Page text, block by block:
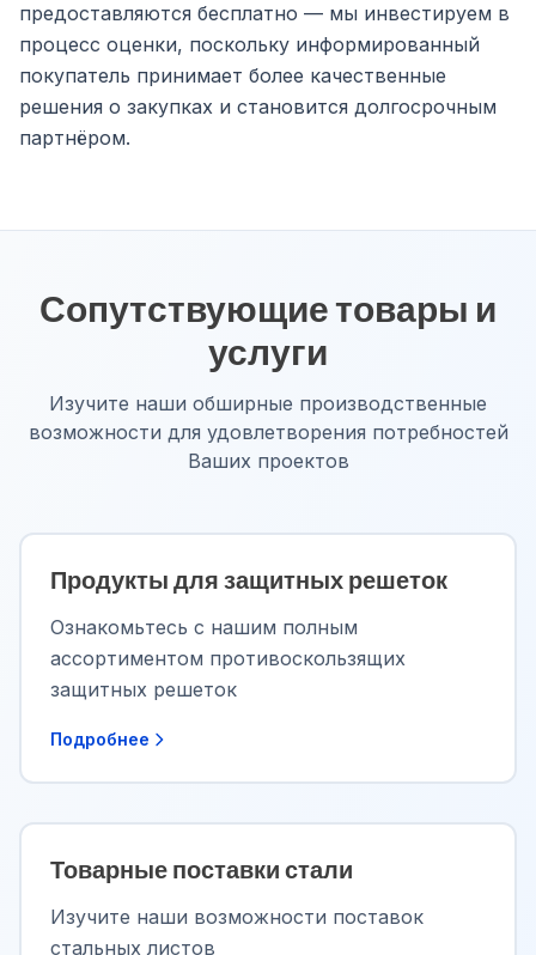
предоставляются бесплатно — мы инвестируем в
процесс оценки, поскольку информированный
покупатель принимает более качественные
решения о закупках и становится долгосрочным
партнёром.
Сопутствующие товары и
услуги
Изучите наши обширные производственные
возможности для удовлетворения потребностей
Ваших проектов
Продукты для защитных решеток
Ознакомьтесь с нашим полным
ассортиментом противоскользящих
защитных решеток
Подробнее
Товарные поставки стали
Изучите наши возможности поставок
стальных листов